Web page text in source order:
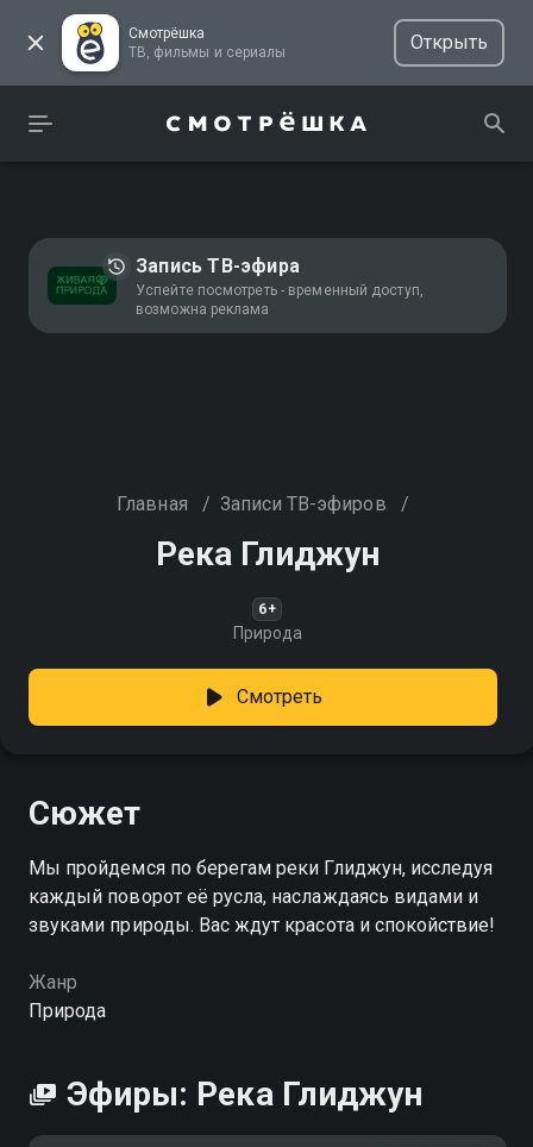
Смотрёшка
ТВ, фильмы и сериалы
Открыть
Запись ТВ-эфира
Успейте посмотреть - временный доступ,
возможна реклама
Главная / Записи ТВ-эфиров /
Река Глиджун
6+
Природа
Смотреть
Сюжет
Мы пройдемся по берегам реки Глиджун, исследуя
каждый поворот её русла, наслаждаясь видами и
звуками природы. Вас ждут красота и спокойствие!
Жанр
Природа
Эфиры: Река Глиджун